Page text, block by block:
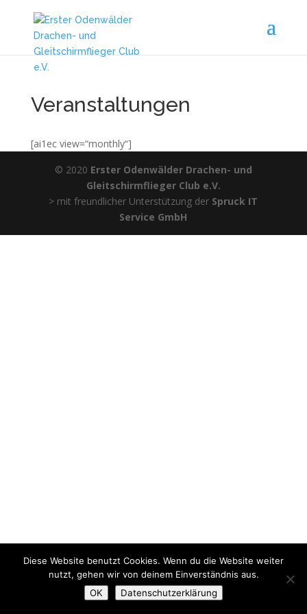
Veranstaltungen
[ai1ec view=“monthly“]
© 2020 Erster Odenwälder Drachen- und
Gleitschirmflieger Club e.V.
> mit freundlicher Unterstützung der Spruck IT
Service GmbH
Diese Website benutzt Cookies. Wenn du die Website weiter
nutzt, gehen wir von deinem Einverständnis aus.
OK
Datenschutzerklärung